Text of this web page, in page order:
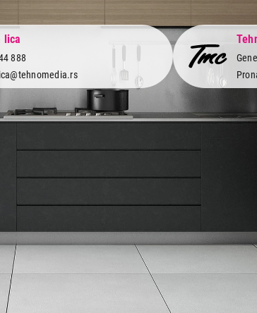
lica
888
kupovina
pitanja
Vraćanje robe
Pratite nas na